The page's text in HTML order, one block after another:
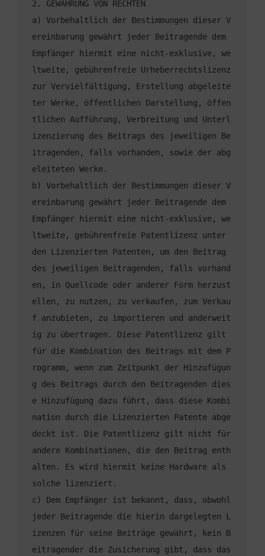
a) Vorbehaltlich der Bestimmungen dieser V
ereinbarung gewährt jeder Beitragende dem
Empfänger hiermit eine nicht-exklusive, we
ltweite, gebührenfreie Urheberrechtslizenz
zur Vervielfältigung, Erstellung abgeleite
ter Werke, öffentlichen Darstellung, öffen
tlichen Aufführung, Verbreitung und Unterl
izenzierung des Beitrags des jeweiligen Be
itragenden, falls vorhanden, sowie der abg
b) Vorbehaltlich der Bestimmungen dieser V
ereinbarung gewährt jeder Beitragende dem
Empfänger hiermit eine nicht-exklusive, we
ltweite, gebührenfreie Patentlizenz unter
den Lizenzierten Patenten, um den Beitrag
des jeweiligen Beitragenden, falls vorhand
en, in Quellcode oder anderer Form herzust
ellen, zu nutzen, zu verkaufen, zum Verkau
f anzubieten, zu importieren und anderweit
ig zu übertragen. Diese Patentlizenz gilt
für die Kombination des Beitrags mit dem P
rogramm, wenn zum Zeitpunkt der Hinzufügun
g des Beitrags durch den Beitragenden dies
e Hinzufügung dazu führt, dass diese Kombi
nation durch die Lizenzierten Patente abge
deckt ist. Die Patentlizenz gilt nicht für
andere Kombinationen, die den Beitrag enth
alten. Es wird hiermit keine Hardware als
c) Dem Empfänger ist bekannt, dass, obwohl
jeder Beitragende die hierin dargelegten L
izenzen für seine Beiträge gewährt, kein B
eitragender die Zusicherung gibt, dass das